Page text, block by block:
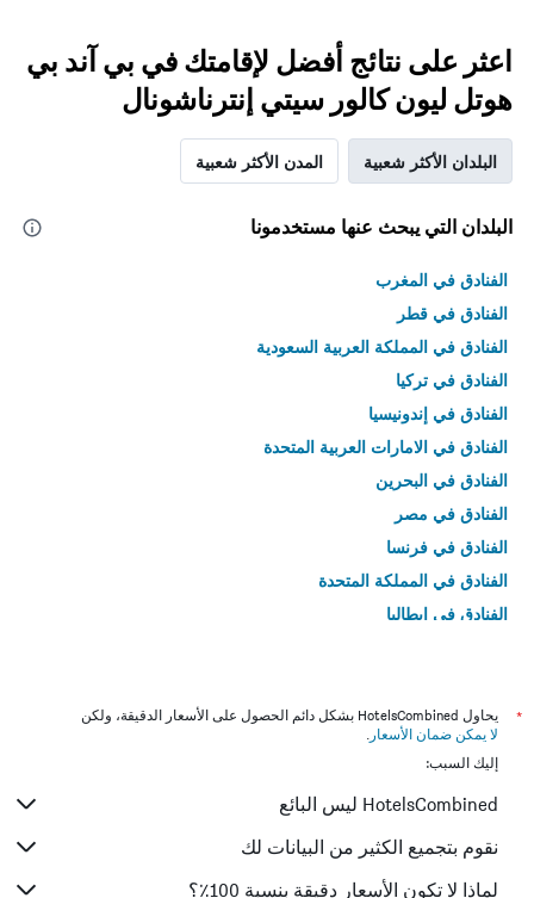
اعثر على نتائج أفضل لإقامتك في بي آند بي
هوتل ليون كالور سيتي إنترناشونال
البلدان الأكثر شعبية المدن الأكثر شعبية
البلدان التي يبحث عنها مستخدمونا
الفنادق في المغرب
الفنادق في قطر
الفنادق في المملكة العربية السعودية
الفنادق في تركيا
الفنادق في إندونيسيا
الفنادق في الامارات العربية المتحدة
الفنادق في البحرين
الفنادق في مصر
الفنادق في فرنسا
الفنادق في المملكة المتحدة
الفنادق في إيطاليا
*
يحاول HotelsCombined بشكل دائم الحصول على الأسعار الدقيقة، ولكن
لا يمكن ضمان الأسعار .
إليك السبب:
HotelsCombined ليس البائع
نقوم بتجميع الكثير من البيانات لك
لماذا لا تكون الأسعار دقيقة بنسبة 100٪؟